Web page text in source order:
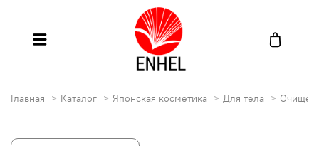
Главная Каталог Японская косметика Для тела